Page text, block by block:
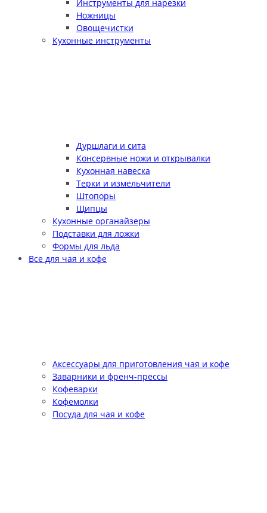
Инструменты для нарезки
Ножницы
Овощечистки
Кухонные инструменты
Дуршлаги и сита
Консервные ножи и открывалки
Кухонная навеска
Терки и измельчители
Штопоры
Щипцы
Кухонные органайзеры
Подставки для ложки
Формы для льда
Все для чая и кофе
Аксессуары для приготовления чая и кофе
Заварники и френч-прессы
Кофеварки
Кофемолки
Посуда для чая и кофе